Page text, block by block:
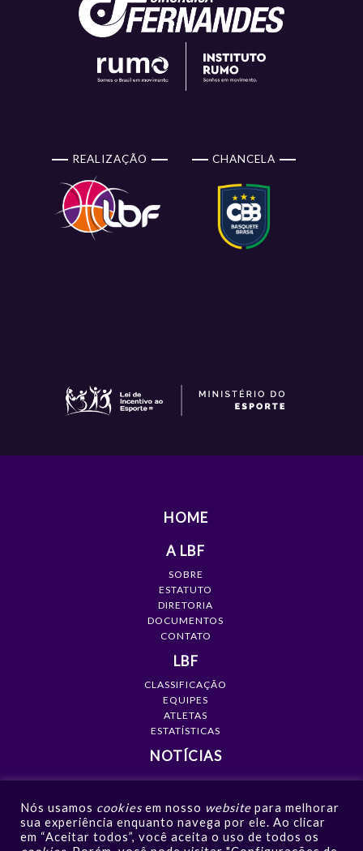
REALIZAÇÃO CHANCELA
HOME
A LBF
SOBRE
ESTATUTO
DIRETORIA
DOCUMENTOS
CONTATO
LBF
CLASSIFICAÇÃO
EQUIPES
ATLETAS
ESTATÍSTICAS
NOTÍCIAS
GALERIAS
VÍDEOS
NOTÍCIAS
Nós usamos cookies em nosso website para melhorar
sua experiência enquanto navega por ele. Ao clicar
em “Aceitar todos”, você aceita o uso de todos os